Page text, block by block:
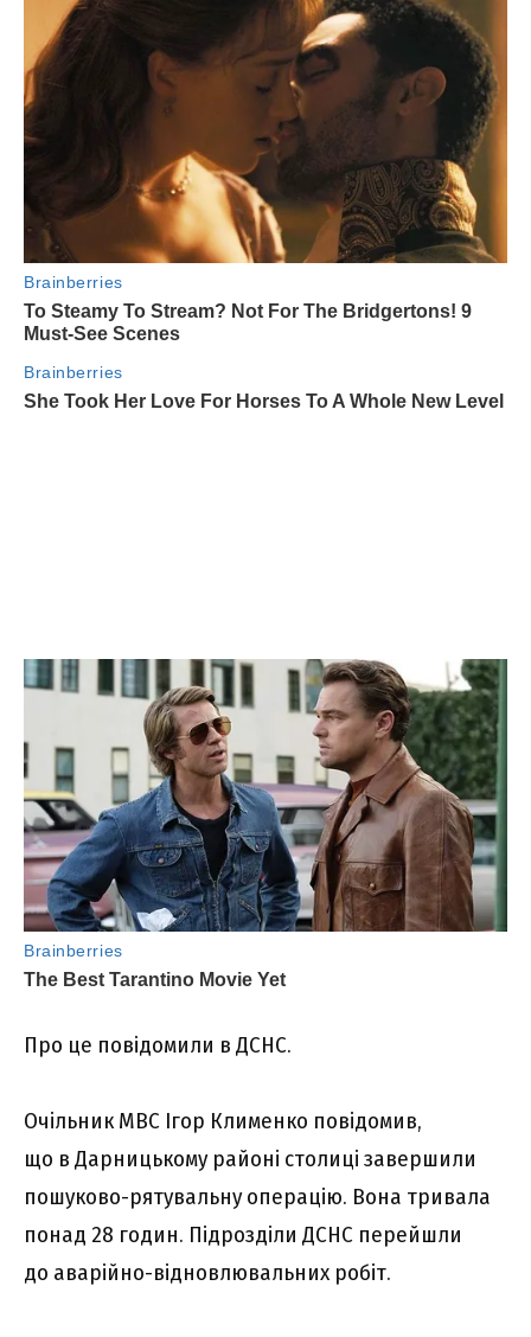
Про це повідомили в ДСНС.
Очільник МВС Ігор Клименко повідомив,
що в Дарницькому районі столиці завершили
пошуково-рятувальну операцію. Вона тривала
понад 28 годин. Підрозділи ДСНС перейшли
до аварійно-відновлювальних робіт.